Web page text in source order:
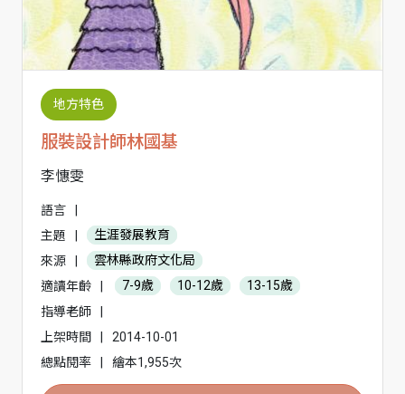
地方特色
服裝設計師林國基
李憓雯
語言
主題
生涯發展教育
來源
雲林縣政府文化局
適讀年齡
7-9歲 10-12歲
13-15歲
指導老師
上架時間
2014-10-01
總點閱率
繪本1,955次